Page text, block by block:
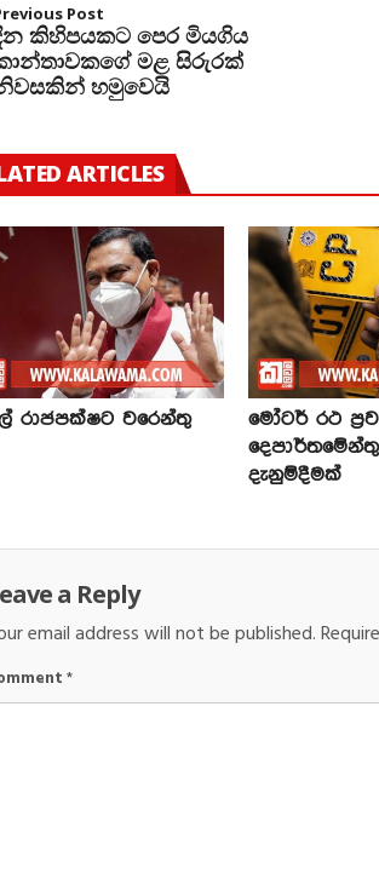
Post
කිහිපයකට පෙර මියගිය
මළ සිරුරක්
හමුවෙයි
ARTICLES
රාජපක්ෂට වරෙන්තු
මෝටර් රථ
දැනුම්දීමක්
a Reply
email address will not be published.
*